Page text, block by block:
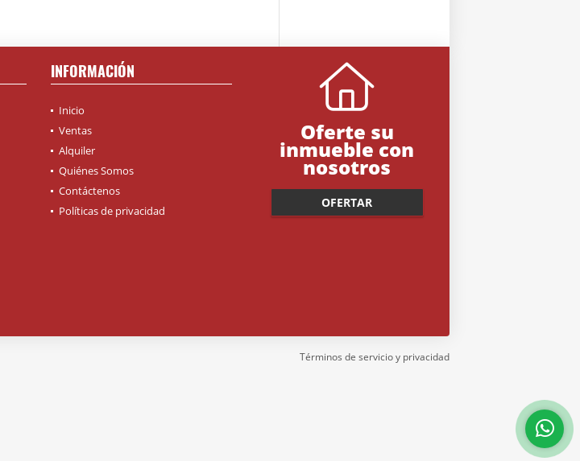
INFORMACIÓN
Inicio
Ventas
Alquiler
Quiénes Somos
Contáctenos
Políticas de privacidad
Oferte su
inmueble con
nosotros
OFERTAR
Términos de servicio y privacidad